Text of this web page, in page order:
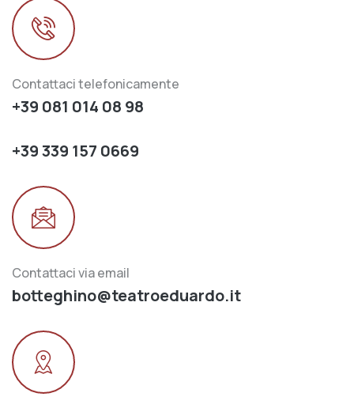
Contattaci telefonicamente
+39 081 014 08 98
+39 339 157 0669
Contattaci via email
botteghino@teatroeduardo.it